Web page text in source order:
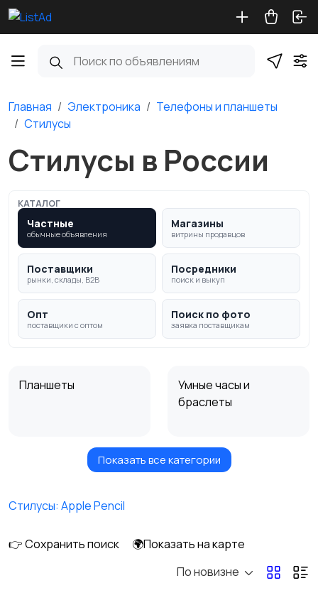
Главная Электроника
Телефоны и планшеты
Стилусы
Стилусы в России
КАТАЛОГ
Частные
обычные объявления
Магазины
витрины продавцов
Поставщики
рынки, склады, B2B
Посредники
поиск и выкуп
Опт
поставщики с оптом
Поиск по фото
заявка поставщикам
Планшеты
Умные часы и
браслеты
Стационарные
Мобильные
Рации и спутниковые
Запчасти
Показать все категории
Стилусы: Apple Pencil
👉 Сохранить поиск
🌍Показать на карте
По новизне